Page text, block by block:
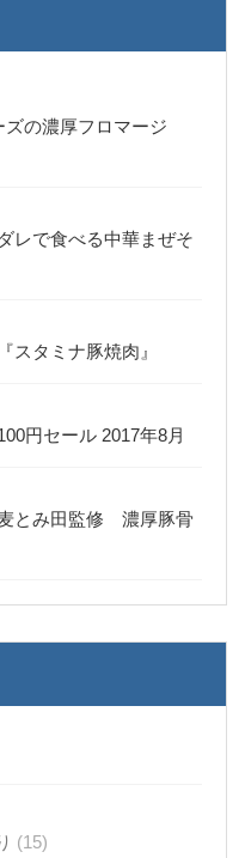
の濃厚フロマージ
レで食べる中華まぜそ
スタミナ豚焼肉』
円セール 2017年8月
とみ田監修 濃厚豚骨
(15)